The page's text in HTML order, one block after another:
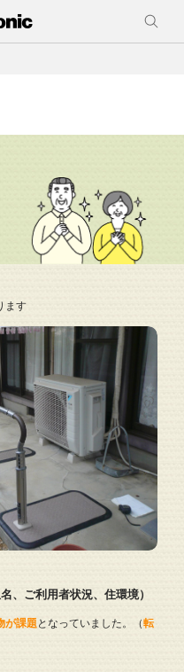
ます
、ご利用者状況、住環境）
が課題となっていました。（転